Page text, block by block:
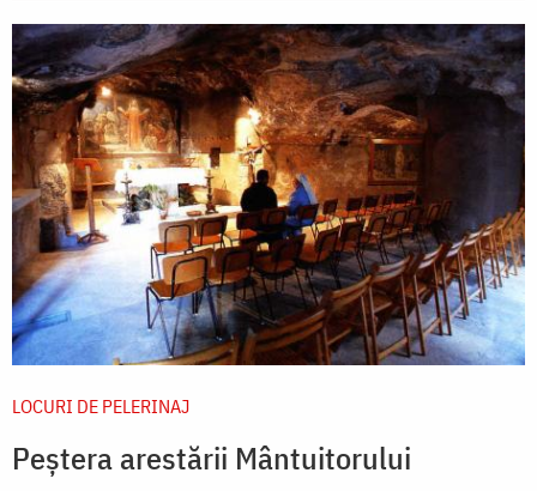
LOCURI DE PELERINAJ
Peștera arestării Mântuitorului